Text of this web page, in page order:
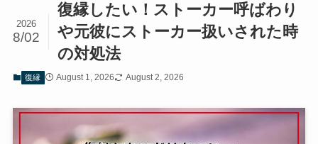
復縁したい！ストーカー呼ばわり
や元彼にストーカー扱いされた時
の対処法
2026
8/02
復縁 August 1, 2026 August 2, 2026